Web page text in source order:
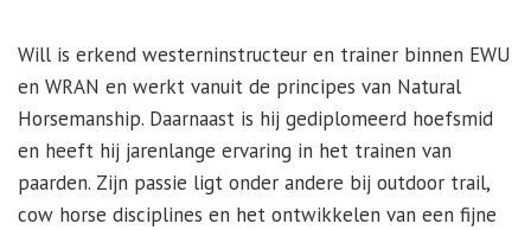
Will is erkend westerninstructeur en trainer binnen EWU
en WRAN en werkt vanuit de principes van Natural
Horsemanship. Daarnaast is hij gediplomeerd hoefsmid
en heeft hij jarenlange ervaring in het trainen van
paarden. Zijn passie ligt onder andere bij outdoor trail,
cow horse disciplines en het ontwikkelen van een fijne